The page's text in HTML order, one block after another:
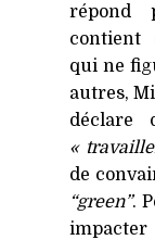
répond
contient
qui ne
autres,
déclare
«
de
“green”.